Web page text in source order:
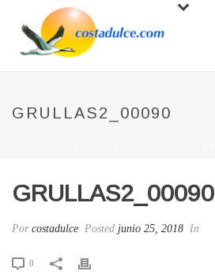
GRULLAS2_00090
GRULLAS2_00090
Por costadulce Posted junio 25, 2018 In
0